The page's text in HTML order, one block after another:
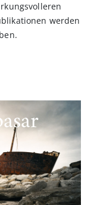
werden